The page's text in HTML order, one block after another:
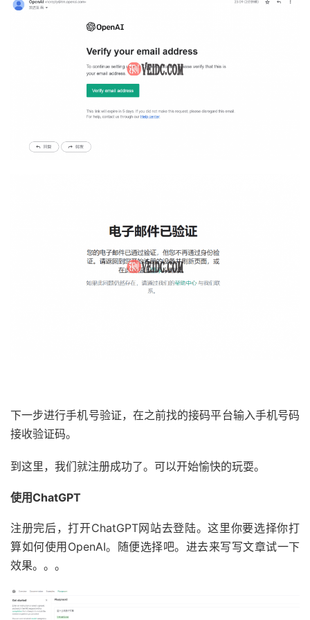
下一步进行手机号验证，在之前找的接码平台输入手机号码
接收验证码。
到这里，我们就注册成功了。可以开始愉快的玩耍。
使用ChatGPT
注册完后，打开ChatGPT网站去登陆。这里你要选择你打
算如何使用OpenAI。随便选择吧。进去来写写文章试一下
效果。。。